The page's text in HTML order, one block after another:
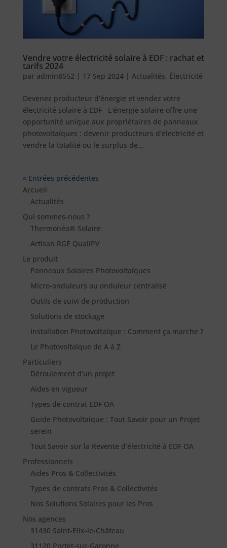
Vendre votre électricité solaire à EDF : rachat et
tarifs 2024
par admin8552 | 17 Sep 2024| Actualités, Électricité
Devenez producteur d’énergie et vendez votre
électricité solaire à EDF L’énergie solaire offre une
opportunité unique aux propriétaires de panneaux
photovoltaïques : devenir producteurs d’électricité et
vendre la totalité ou le surplus de...
« Entrées précédentes
Accueil
Actualités
Qui sommes-nous ?
Thermonéo® Solaire
Artisan RGE QualiPV
Le produit
Panneaux Solaires Photovoltaïques
Micro-onduleurs ou onduleur centralisé
Outils de suivi de production
Solutions de stockage
Installation Photovoltaïque : Comment ça marche ?
Le Photovoltaïque de A à Z
Particuliers
Déroulement d’un projet
Aides en vigueur
Types de contrat EDF OA
Guide Photovoltaïque : Tout Savoir pour un Projet
serein
Tout Savoir sur la Revente d’électricité à EDF OA
Professionnels
Aides Pros & Collectivités
Types de contrats Pros & Collectivités
Nos Solutions Solaires pour les Pros
Nos agences
31430 Saint-Elix-le-Château
31120 Portet-sur-Garonne